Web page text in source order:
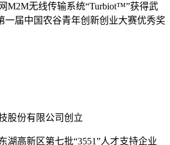
M2M无线传输系统“Turbiot™”获得武
一届中国农谷青年创新创业大赛优秀奖
股份有限公司创立
湖高新区第七批“3551”人才支持企业